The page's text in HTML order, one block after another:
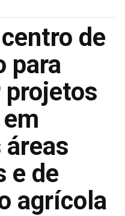
de
para
projetos
áreas
e de
agrícola